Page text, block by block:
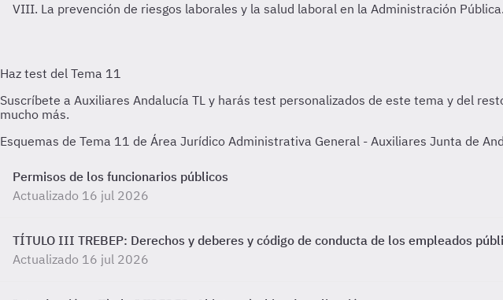
VIII. La prevención de riesgos laborales y la salud laboral en la Administración Pública.
Esquemas de Tema 11 de Área Jurídico Administrativa General - Auxiliares Junta de
Permisos de los funcionarios públicos
Actualizado 16 jul 2026
TÍTULO III TREBEP: Derechos y deberes y código de conducta de los empleados
Actualizado 16 jul 2026